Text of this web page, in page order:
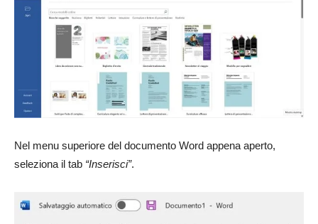
Nel menu superiore del documento Word appena aperto,
seleziona il tab “Inserisci”.